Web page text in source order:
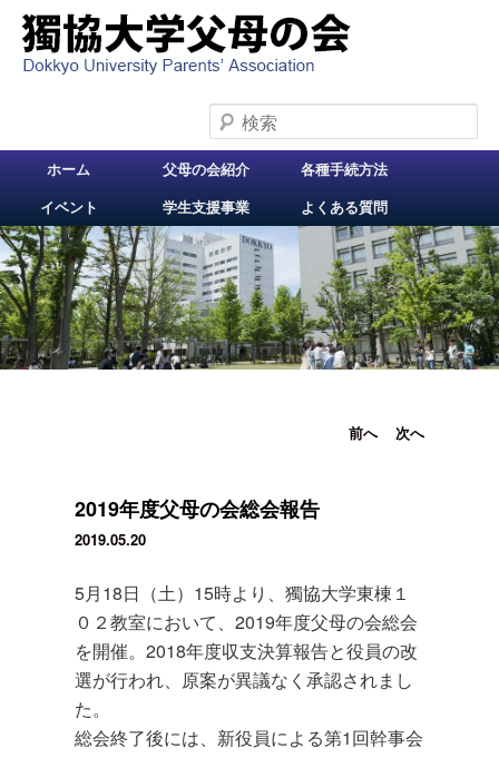
検索
メインメニュー
メインコンテンツへ
移動
ホーム 父母の会紹介
各種手続方法
イベント
学生支援事業 よくある質問
投稿ナビ
前へ 次へ
2019年度父母の会総会報告
2019.05.20
5月18日（土）15時より、獨協大学東棟１
０２教室において、2019年度父母の会総会
を開催。2018年度収支決算報告と役員の改
選が行われ、原案が異議なく承認されまし
た。
総会終了後には、新役員による第1回幹事会